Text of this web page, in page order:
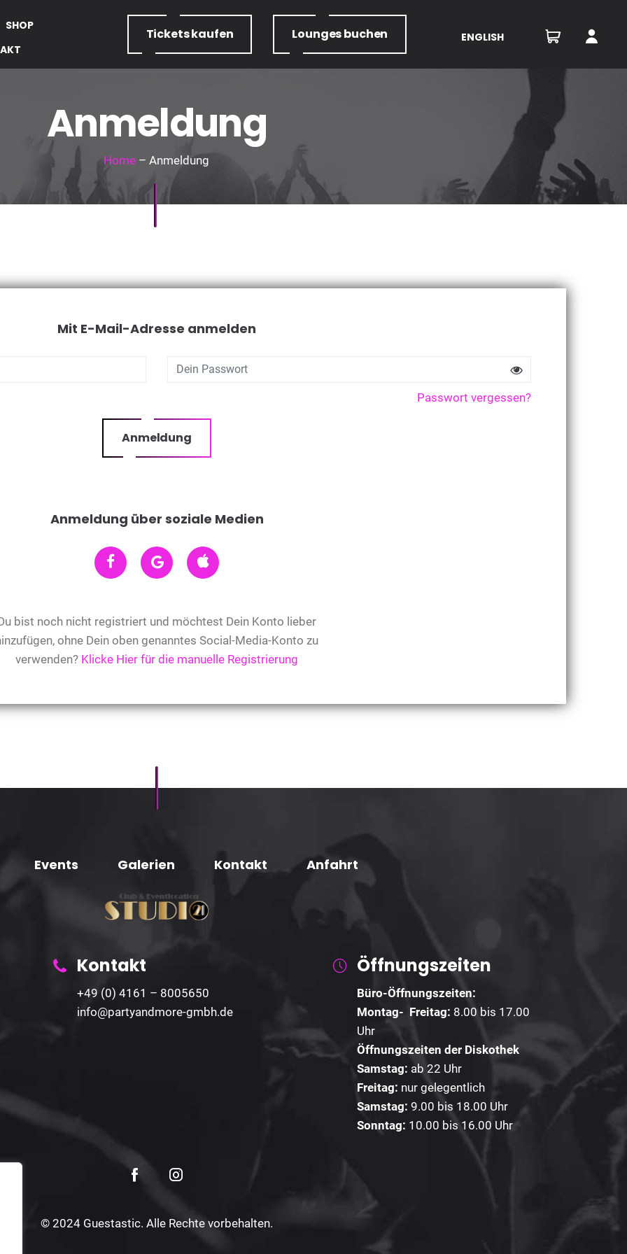
SHOP
Ticketskaufen Loungesbuchen ENGLISH
Anmeldung
Home – Anmeldung
Mit E-Mail-Adresse anmelden
Passwort vergessen?
Anmeldung
Anmeldung über soziale Medien
bist noch nicht registriert und möchtest Dein Konto lieber
ohne Dein oben genanntes Social-Media-Konto zu
verwenden? Klicke Hier für die manuelle Registrierung
Events Galerien Kontakt Anfahrt
Kontakt
+49 (0) 4161 – 8005650
info@partyandmore-gmbh.de
Öffnungszeiten
Büro-Öffnungszeiten:
Montag- Freitag: 8.00 bis 17.00
Uhr
Öffnungszeiten der Diskothek
Samstag: ab 22 Uhr
Freitag: nur gelegentlich
Samstag: 9.00 bis 18.00 Uhr
Sonntag: 10.00 bis 16.00 Uhr
© 2024 Guestastic. Alle Rechte vorbehalten.